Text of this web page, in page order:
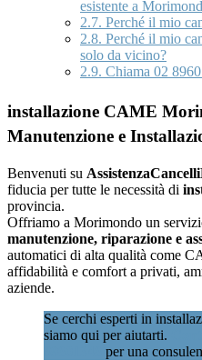
esistente a
2.7. Perché il mio
2.8. Perché il mio
solo da vicino?
2.9. Chiama 02
installazione CAME
Manutenzione e
Benvenuti su
fiducia per tutte le necessità di
provincia.
Offriamo a Morimondo un
manutenzione, riparazione e
automatici di alta qualità come
affidabilità e comfort a privati,
aziende.
Se cerchi esperti in
siamo qui per aiutarti.
per una